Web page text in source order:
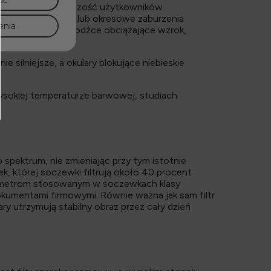
warunkach większość użytkowników
oczu lub okresowe zaburzenia
niektóre bodźce obciążające wzrok,
silniejsze, a okulary blokujące niebieskie
temperaturze barwowej, studiach
spektrum, nie zmieniając przy tym istotnie
której soczewki filtrują około 40 procent
stosowanym w soczewkach klasy
firmowymi. Równie ważna jak sam filtr
utrzymują stabilny obraz przez cały dzień